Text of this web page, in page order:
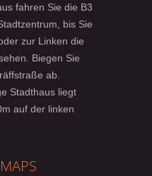
fahren Sie die B3
bis Sie
zur Linken die
Biegen Sie
ab.
Stadthaus liegt
auf der linken